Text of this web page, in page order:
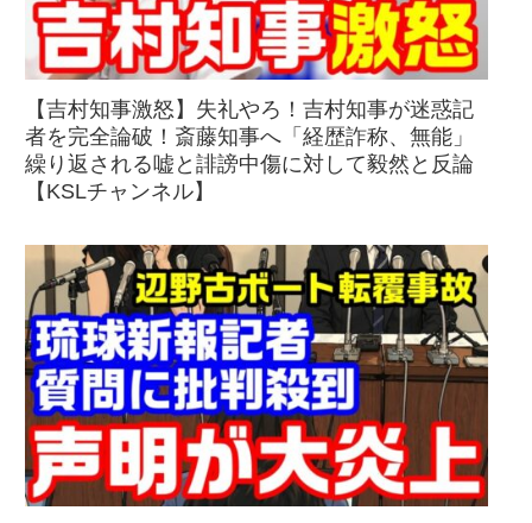
【吉村知事激怒】失礼やろ！吉村知事が迷惑記
者を完全論破！斎藤知事へ「経歴詐称、無能」
繰り返される嘘と誹謗中傷に対して毅然と反論
【KSLチャンネル】